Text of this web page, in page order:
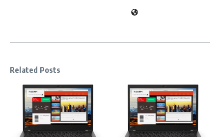
Related Posts